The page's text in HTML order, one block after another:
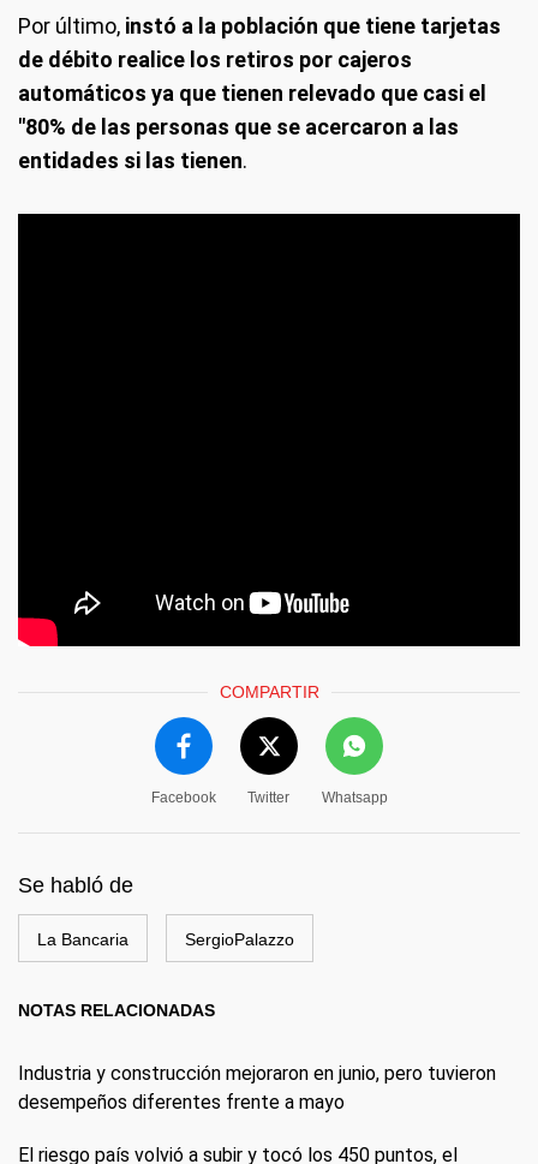
Por último, instó a la población que tiene tarjetas
de débito realice los retiros por cajeros
automáticos ya que tienen relevado que casi el
"80% de las personas que se acercaron a las
entidades si las tienen.
COMPARTIR
Facebook Twitter Whatsapp
Se habló de
La Bancaria SergioPalazzo
NOTAS RELACIONADAS
Industria y construcción mejoraron en junio, pero tuvieron
desempeños diferentes frente a mayo
El riesgo país volvió a subir y tocó los 450 puntos, el